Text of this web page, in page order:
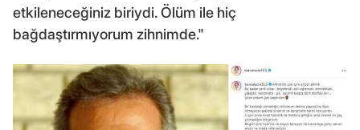
etkileneceğiniz biriydi. Ölüm ile hiç
bağdaştırmıyorum zihnimde."